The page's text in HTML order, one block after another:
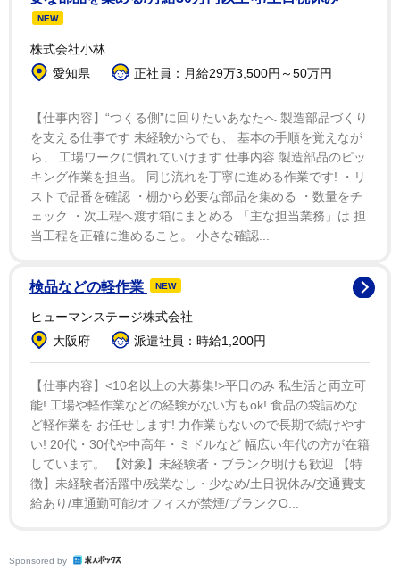
もう変な歩幅の階段作んの辞めてくれや。歩き方バグっ
て毎日カスのジョーカーみたいになってもうてんねん
pic.twitter.com/vCbDR75JeQ
— まっこい (@makkoi_official)December 11, 2023
いる段差の低い、幅広の階段。これは一段あたりの上る
NEW
株式会社小林
愛知県
正社員：月給29万3,500円～50万円
【仕事内容】“つくる側”に回りたいあなたへ 製造部品づくり
を支える仕事です 未経験からでも、 基本の手順を覚えなが
ら、 工場ワークに慣れていけます 仕事内容 製造部品のピッ
キング作業を担当。 同じ流れを丁寧に進める作業です! ・リ
ストで品番を確認 ・棚から必要な部品を集める ・数量をチ
ェック ・次工程へ渡す箱にまとめる 「主な担当業務」は 担
当工程を正確に進めること。 小さな確認...
検品などの軽作業 NEW
ヒューマンステージ株式会社
大阪府
派遣社員：時給1,200円
【仕事内容】<10名以上の大募集!>平日のみ 私生活と両立可
能! 工場や軽作業などの経験がない方もok! 食品の袋詰めな
ど軽作業を お任せします! 力作業もないので長期で続けやす
い! 20代・30代や中高年・ミドルなど 幅広い年代の方が在籍
しています。 【対象】未経験者・ブランク明けも歓迎 【特
徴】未経験者活躍中/残業なし・少なめ/土日祝休み/交通費支
給あり/車通勤可能/オフィスが禁煙/ブランクO...
Sponsored by